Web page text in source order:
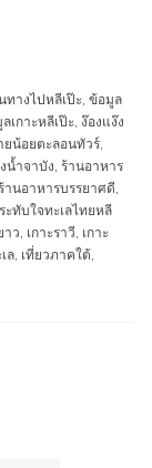
ทางไปหลีเป๊ะ, ข้อมูล
เกาะหลีเป๊ะ, ง๊องแง๊ง
ยน้อยตะลอนทัวร์,
น้ำจาบัง, ร้านอาหาร
านอาหารบรรยาศดี,
ะทับใจทะเลไทยหลี
าว, เกาะราวี, เกาะ
ล, เที่ยวภาคใต้,